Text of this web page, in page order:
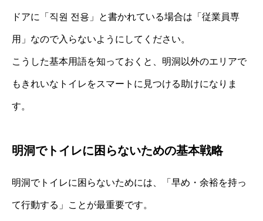
ドアに「직원 전용」と書かれている場合は「従業員専
用」なので入らないようにしてください。
こうした基本用語を知っておくと、明洞以外のエリアで
もきれいなトイレをスマートに見つける助けになりま
す。
明洞でトイレに困らないための基本戦略
明洞でトイレに困らないためには、「早め・余裕を持っ
て行動する」ことが最重要です。